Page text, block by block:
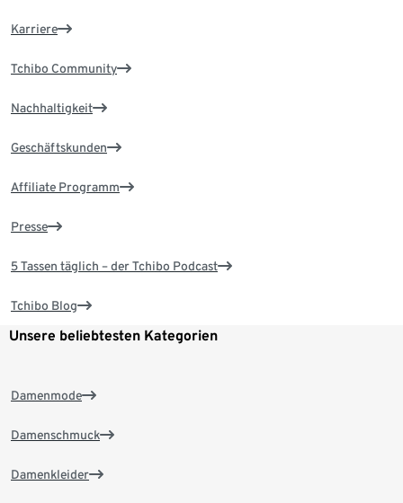
Karriere
Tchibo Community
Nachhaltigkeit
Geschäftskunden
Affiliate Programm
Presse
5 Tassen täglich – der Tchibo Podcast
Tchibo Blog
Unsere beliebtesten Kategorien
Damenmode
Damenschmuck
Damenkleider